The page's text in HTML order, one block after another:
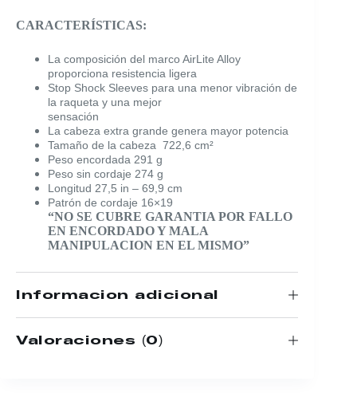
CARACTERÍSTICAS:
La composición del marco AirLite Alloy
proporciona resistencia ligera
Stop Shock Sleeves para una menor vibración de
la raqueta y una mejor
sensación
La cabeza extra grande genera mayor potencia
Tamaño de la cabeza 722,6 cm²
Peso encordada 291 g
Peso sin cordaje 274 g
Longitud 27,5 in – 69,9 cm
Patrón de cordaje 16×19
“NO SE CUBRE GARANTIA POR FALLO
EN ENCORDADO Y MALA
MANIPULACION EN EL MISMO”
Información adicional
Valoraciones (0)